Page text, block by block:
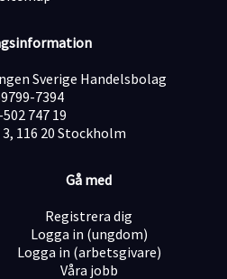
idag – urval sker löpande!
Sverige Handelsbolag
7394
747 19
116 20 Stockholm
Gå med
Registrera dig
Logga in (ungdom)
Logga in (arbetsgivare)
Våra jobb